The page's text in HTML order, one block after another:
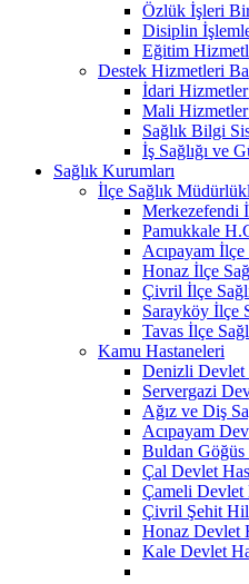
Özlük İşleri
Disiplin
Eğitim
Destek Hizmetleri
İdari
Mali
Sağlık Bilgi
İş Sağlığı ve
Sağlık Kurumları
İlçe Sağlık
Merkezefendi
Pamukkale
Acıpayam
Honaz İlçe
Çivril İlçe
Sarayköy İlçe
Tavas İlçe
Kamu Hastaneleri
Denizli Devlet
Servergazi
Ağız ve Diş
Acıpayam
Buldan Göğüs
Çal Devlet
Çameli Devlet
Çivril Şehit
Honaz Devlet
Kale Devlet